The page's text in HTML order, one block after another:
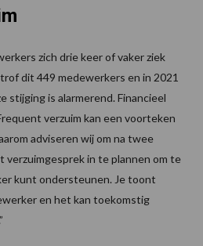
zich drie keer of vaker ziek
dit 449 medewerkers en in 2021
stijging is alarmerend. Financieel
verzuim kan een voorteken
adviseren wij om na twee
verzuimgesprek in te plannen om te
kunt ondersteunen. Je toont
en het kan toekomstig